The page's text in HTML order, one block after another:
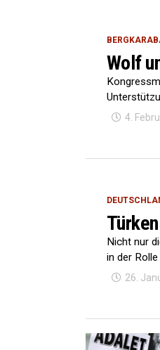
Wolf
4.
Nicht nur
in der
26.